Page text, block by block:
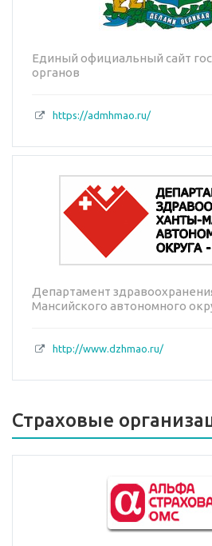
Единый официальный сайт
органов
https://admhmao.ru/
Департамент
Мансийского автономного
http://www.dzhmao.ru/
Страховые